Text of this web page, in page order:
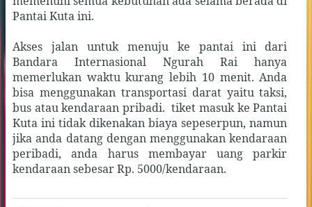
Pantai Kuta ini.
Akses jalan untuk menuju ke pantai ini dari
Bandara Internasional Ngurah Rai hanya
memerlukan waktu kurang lebih 10 menit. Anda
bisa menggunakan transportasi darat yaitu taksi,
bus atau kendaraan pribadi. tiket masuk ke Pantai
Kuta ini tidak dikenakan biaya sepeserpun, namun
jika anda datang dengan menggunakan kendaraan
peribadi, anda harus membayar uang parkir
kendaraan sebesar Rp. 5000/kendaraan.